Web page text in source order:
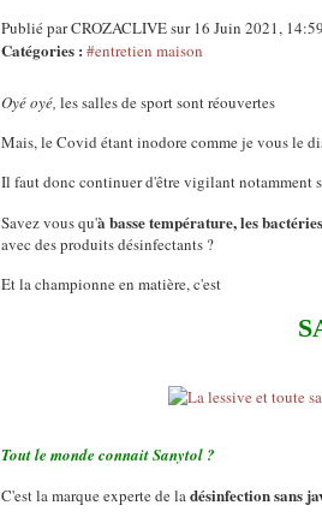
Publié par CROZACLIVE sur 16 Juin 2021,
Catégories : #entretien maison
Oyé oyé, les salles de sport sont réouvertes
Mais, le Covid étant inodore comme je vous le
Il faut donc continuer d'être vigilant notamment
Savez vous qu'à basse température, les
avec des produits désinfectants ?
Et la championne en matière, c'est
Tout le monde connait Sanytol ?
C'est la marque experte de ladésinfection sans